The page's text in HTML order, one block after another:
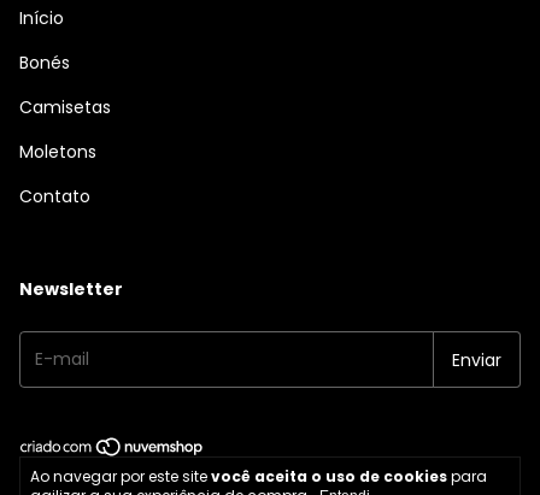
Ao navegar por este sitevocê aceita o uso de cookiespara
Início
Bonés
Camisetas
Moletons
Contato
Newsletter
Copyright BMW KILLER - 2026. Todos os direitos reservados.